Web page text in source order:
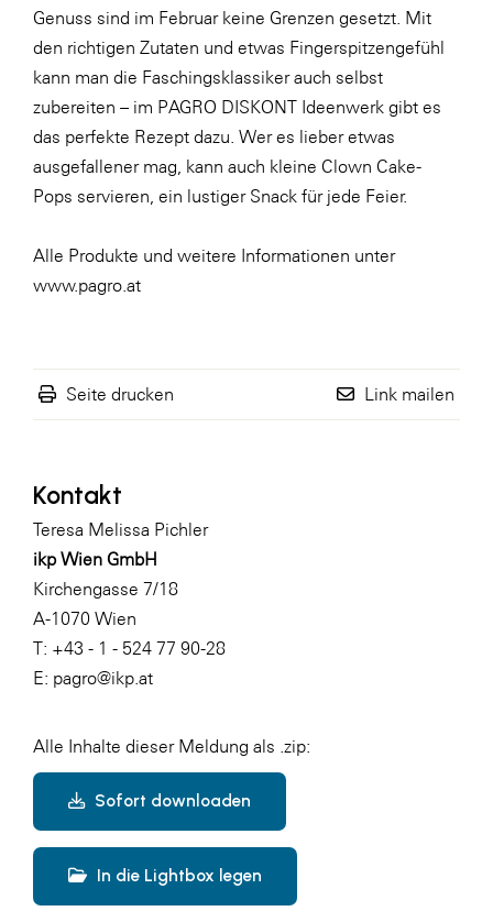
Genuss sind im Februar keine Grenzen gesetzt. Mit
den richtigen Zutaten und etwas Fingerspitzengefühl
kann man die Faschingsklassiker auch selbst
zubereiten – im PAGRO DISKONT Ideenwerk gibt es
das perfekte Rezept dazu. Wer es lieber etwas
ausgefallener mag, kann auch kleine Clown Cake-
Pops servieren, ein lustiger Snack für jede Feier.
Alle Produkte und weitere Informationen unter
www.pagro.at
Seite drucken Link mailen
Kontakt
Teresa Melissa Pichler
ikp Wien GmbH
Kirchengasse 7/18
A-1070 Wien
T: +43 - 1 - 524 77 90-28
E: pagro@ikp.at
Alle Inhalte dieser Meldung als .zip:
Sofort downloaden
In die Lightbox legen